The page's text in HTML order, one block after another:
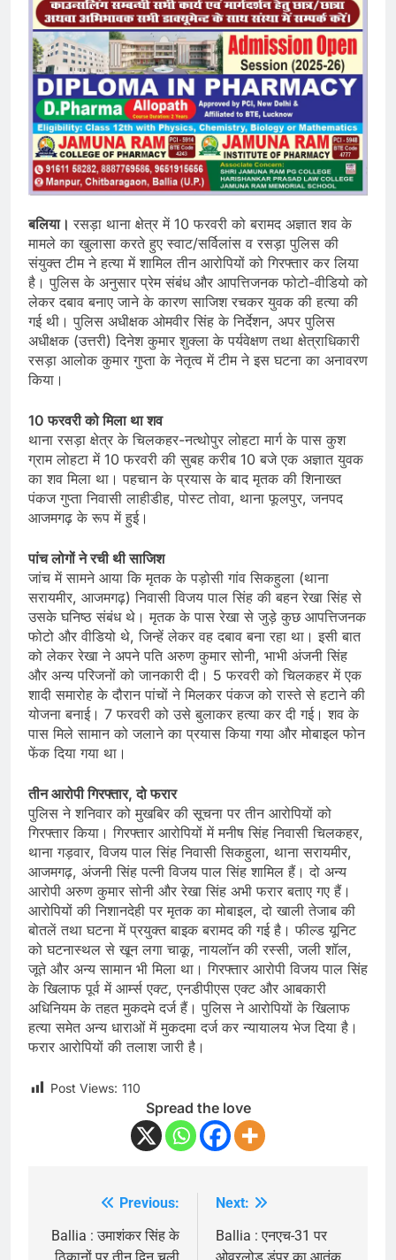
बलिया।रसड़ा थाना क्षेत्र में 10 फरवरी को बरामद अज्ञात शव के
मामले का खुलासा करते हुए स्वाट/सर्विलांस व रसड़ा पुलिस की
संयुक्त टीम ने हत्या में शामिल तीन आरोपियों को गिरफ्तार कर लिया
है। पुलिस के अनुसार प्रेम संबंध और आपत्तिजनक फोटो-वीडियो को
लेकर दबाव बनाए जाने के कारण साजिश रचकर युवक की हत्या की
गई थी। पुलिस अधीक्षक ओमवीर सिंह के निर्देशन, अपर पुलिस
अधीक्षक (उत्तरी) दिनेश कुमार शुक्ला के पर्यवेक्षण तथा क्षेत्राधिकारी
रसड़ा आलोक कुमार गुप्ता के नेतृत्व में टीम ने इस घटना का अनावरण
किया।
10 फरवरी को मिला था शव
थाना रसड़ा क्षेत्र के चिलकहर-नत्थोपुर लोहटा मार्ग के पास कुश
ग्राम लोहटा में 10 फरवरी की सुबह करीब 10 बजे एक अज्ञात युवक
का शव मिला था। पहचान के प्रयास के बाद मृतक की शिनाख्त
पंकज गुप्ता निवासी लाहीडीह, पोस्ट तोवा, थाना फूलपुर, जनपद
आजमगढ़ के रूप में हुई।
पांच लोगों ने रची थी साजिश
जांच में सामने आया कि मृतक के पड़ोसी गांव सिकहुला (थाना
सरायमीर, आजमगढ़) निवासी विजय पाल सिंह की बहन रेखा सिंह से
उसके घनिष्ठ संबंध थे। मृतक के पास रेखा से जुड़े कुछ आपत्तिजनक
फोटो और वीडियो थे, जिन्हें लेकर वह दबाव बना रहा था। इसी बात
को लेकर रेखा ने अपने पति अरुण कुमार सोनी, भाभी अंजनी सिंह
और अन्य परिजनों को जानकारी दी। 5 फरवरी को चिलकहर में एक
शादी समारोह के दौरान पांचों ने मिलकर पंकज को रास्ते से हटाने की
योजना बनाई। 7 फरवरी को उसे बुलाकर हत्या कर दी गई। शव के
पास मिले सामान को जलाने का प्रयास किया गया और मोबाइल फोन
फेंक दिया गया था।
तीन आरोपी गिरफ्तार, दो फरार
पुलिस ने शनिवार को मुखबिर की सूचना पर तीन आरोपियों को
गिरफ्तार किया। गिरफ्तार आरोपियों में मनीष सिंह निवासी चिलकहर,
थाना गड़वार, विजय पाल सिंह निवासी सिकहुला, थाना सरायमीर,
आजमगढ़, अंजनी सिंह पत्नी विजय पाल सिंह शामिल हैं। दो अन्य
आरोपी अरुण कुमार सोनी और रेखा सिंह अभी फरार बताए गए हैं।
आरोपियों की निशानदेही पर मृतक का मोबाइल, दो खाली तेजाब की
बोतलें तथा घटना में प्रयुक्त बाइक बरामद की गई है। फील्ड यूनिट
को घटनास्थल से खून लगा चाकू, नायलॉन की रस्सी, जली शॉल,
जूते और अन्य सामान भी मिला था। गिरफ्तार आरोपी विजय पाल सिंह
के खिलाफ पूर्व में आर्म्स एक्ट, एनडीपीएस एक्ट और आबकारी
अधिनियम के तहत मुकदमे दर्ज हैं। पुलिस ने आरोपियों के खिलाफ
हत्या समेत अन्य धाराओं में मुकदमा दर्ज कर न्यायालय भेज दिया है।
फरार आरोपियों की तलाश जारी है।
Post Views: 110
Spread the love
navigation
Previous:
Ballia : उमाशंकर सिंह के
Next:
Ballia : एनएच-31 पर